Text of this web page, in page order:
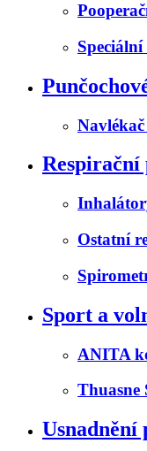
Ostatní
Sport a
ANITA
Thuasne
Usnadnění